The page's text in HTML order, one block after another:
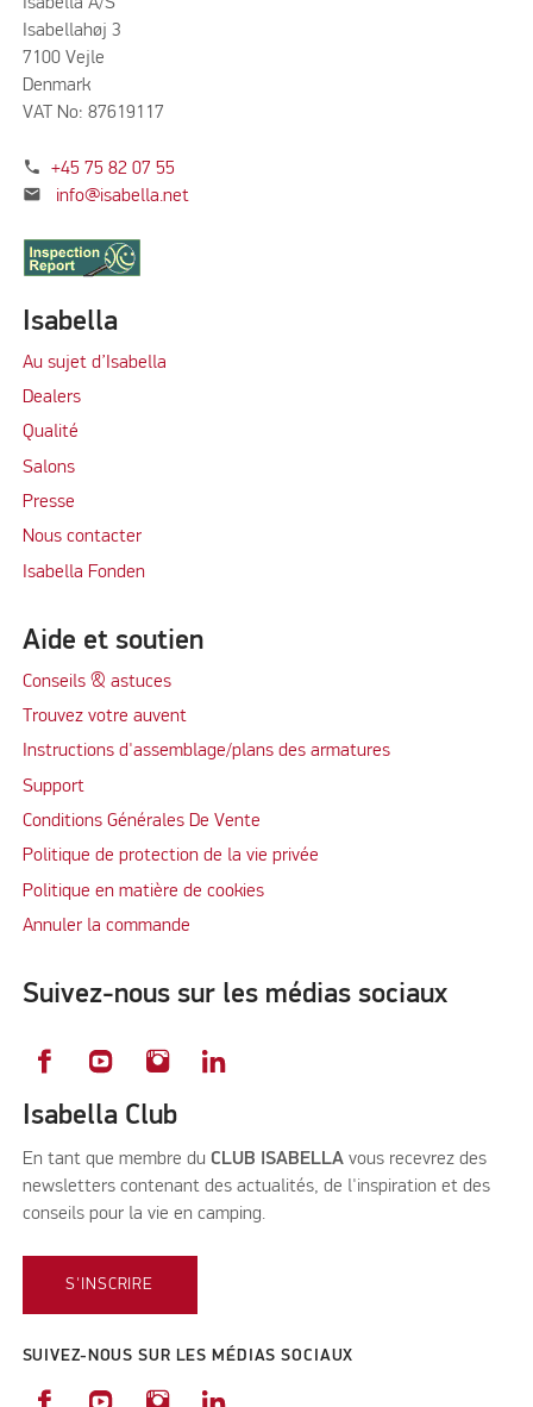
Isabella A/S
Isabellahøj 3
7100 Vejle
Denmark
VAT No: 87619117
phone +45 75 82 07 55
mail info@isabella.net
Isabella
Au sujet d’Isabella
Dealers
Qualité
Salons
Presse
Nous contacter
Isabella Fonden
Aide et soutien
Conseils & astuces
Trouvez votre auvent
Instructions d'assemblage/plans des armatures
Support
Conditions Générales De Vente
Politique de protection de la vie privée
Politique en matière de cookies
Annuler la commande
Suivez-nous sur les médias sociaux
Isabella Club
En tant que membre du CLUB ISABELLA vous recevrez des
newsletters contenant des actualités, de l'inspiration et des
conseils pour la vie en camping.
S'INSCRIRE
SUIVEZ-NOUS SUR LES MÉDIAS SOCIAUX